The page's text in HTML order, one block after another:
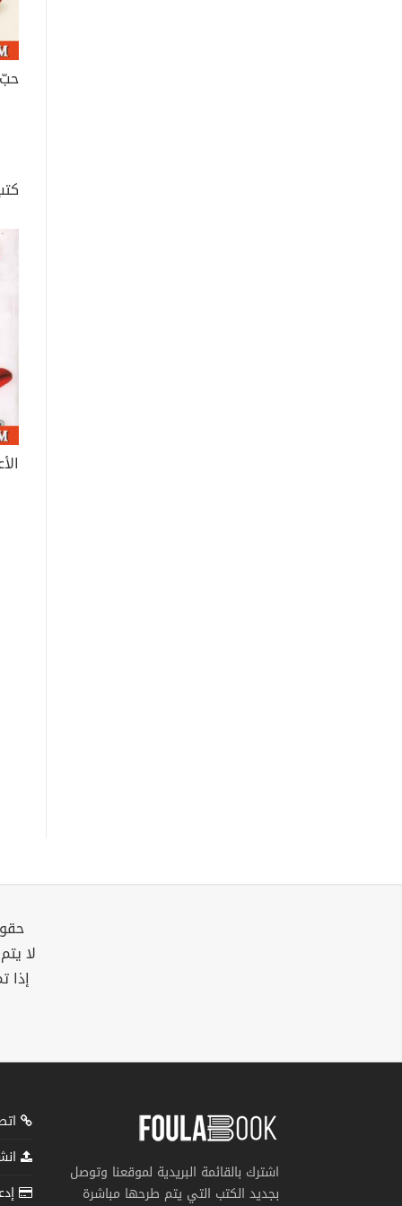
لا
إذا
اشترك بالقائمة البريدية لموقعنا وتوصل
بجديد الكتب التي يتم طرحها مباشرة